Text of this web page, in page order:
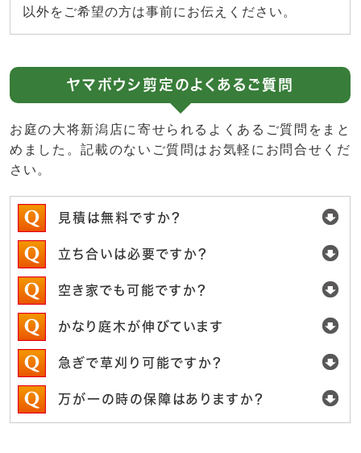
以外をご希望の方は事前にお伝えください。
ヤマボウシ剪定のよくあるご質問
お庭の大将新潟店に寄せられるよくあるご質問をまと
めました。記載のないご質問はお気軽にお問合せくだ
さい。
見積は無料ですか？
立ち合いは必要ですか？
空き家でも可能ですか？
かなり庭木が伸びています
急ぎで草刈り可能ですか？
万が一の時の保障はありますか？